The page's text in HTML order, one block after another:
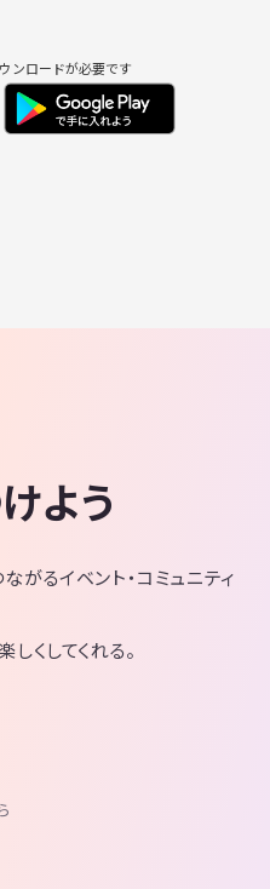
ンロードが必要です
よう
がるイベント・コミュニティ
くしてくれる。